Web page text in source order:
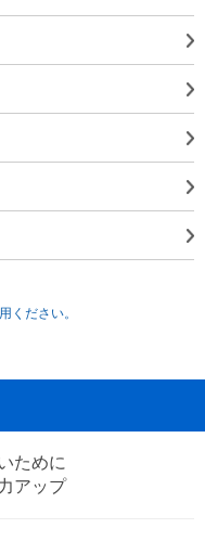
ください。
ために
アップ